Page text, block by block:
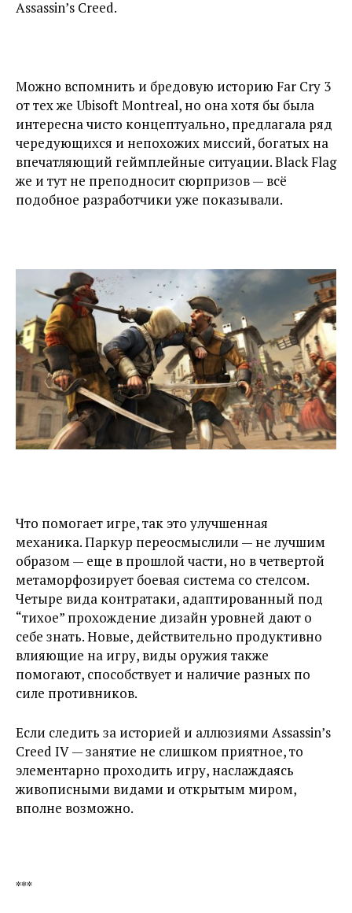
Assassin’s Creed.
Можно вспомнить и бредовую историю Far Cry 3
от тех же Ubisoft Montreal, но она хотя бы была
интересна чисто концептуально, предлагала ряд
чередующихся и непохожих миссий, богатых на
впечатляющий геймплейные ситуации. Black Flag
же и тут не преподносит сюрпризов — всё
подобное разработчики уже показывали.
Что помогает игре, так это улучшенная
механика. Паркур переосмыслили — не лучшим
образом — еще в прошлой части, но в четвертой
метаморфозирует боевая система со стелсом.
Четыре вида контратаки, адаптированный под
“тихое” прохождение дизайн уровней дают о
себе знать. Новые, действительно продуктивно
влияющие на игру, виды оружия также
помогают, способствует и наличие разных по
силе противников.
Если следить за историей и аллюзиями Assassin’s
Creed IV — занятие не слишком приятное, то
элементарно проходить игру, наслаждаясь
живописными видами и открытым миром,
вполне возможно.
***